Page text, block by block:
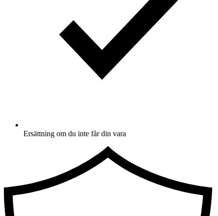
Ersättning om du inte får din vara